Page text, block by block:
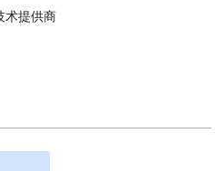
术提供商